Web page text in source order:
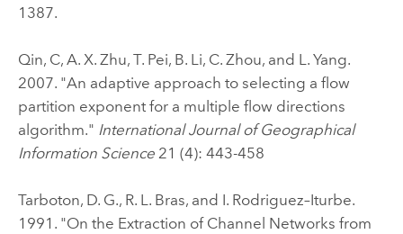
1387.
Qin, C, A. X. Zhu, T. Pei, B. Li, C. Zhou, and L. Yang.
2007. "An adaptive approach to selecting a flow
partition exponent for a multiple flow directions
algorithm." International Journal of Geographical
Information Science21 (4): 443-458
Tarboton, D. G., R. L. Bras, and I. Rodriguez–Iturbe.
1991. "On the Extraction of Channel Networks from